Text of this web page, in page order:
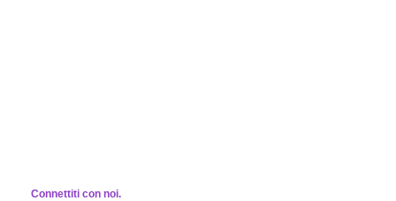
Connettiti con noi.